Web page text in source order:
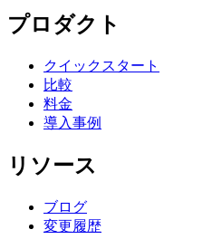
プロダクト
クイックスタート
比較
料金
導入事例
リソース
ブログ
変更履歴